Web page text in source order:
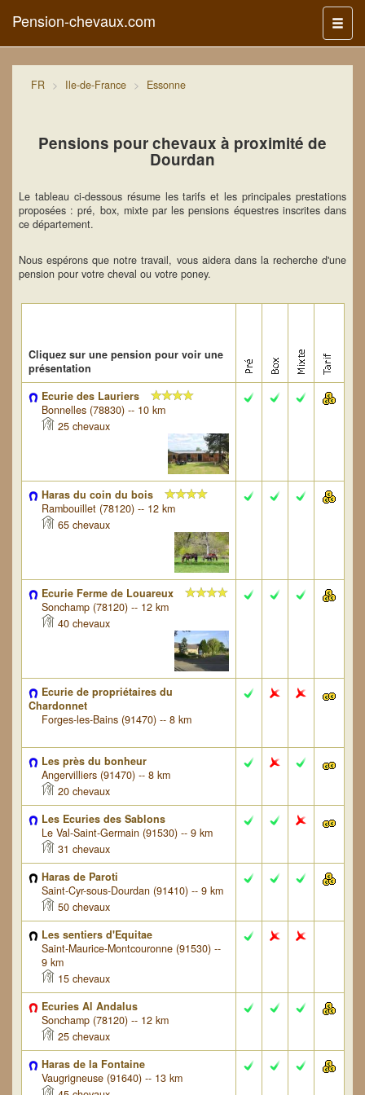
Menu
Pension-chevaux.com
FR Ile-de-France Essonne
Pensions pour chevaux à proximité de
Dourdan
Le tableau ci-dessous résume les tarifs et les principales prestations
proposées : pré, box, mixte par les pensions équestres inscrites dans
ce département.
Nous espérons que notre travail, vous aidera dans la recherche d'une
pension pour votre cheval ou votre poney.
Cliquez sur une pension pour voir une
présentation
Ecurie des Lauriers
Bonnelles (78830) -- 10 km
25 chevaux
Haras du coin du bois
Rambouillet (78120) -- 12 km
65 chevaux
Ecurie Ferme de Louareux
Sonchamp (78120) -- 12 km
40 chevaux
Ecurie de propriétaires du
Chardonnet
Forges-les-Bains (91470) -- 8 km
Les près du bonheur
Angervilliers (91470) -- 8 km
20 chevaux
Les Ecuries des Sablons
Le Val-Saint-Germain (91530) -- 9 km
31 chevaux
Haras de Paroti
Saint-Cyr-sous-Dourdan (91410) -- 9 km
50 chevaux
Les sentiers d'Equitae
Saint-Maurice-Montcouronne (91530) --
9 km
15 chevaux
Ecuries Al Andalus
Sonchamp (78120) -- 12 km
25 chevaux
Haras de la Fontaine
Vaugrigneuse (91640) -- 13 km